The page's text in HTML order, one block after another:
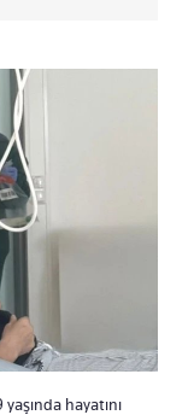
hayatını